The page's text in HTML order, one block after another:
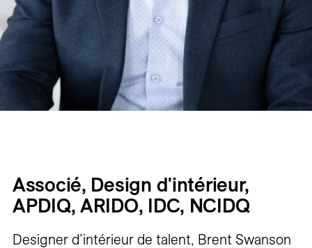
Associé, Design d'intérieur,
APDIQ, ARIDO, IDC, NCIDQ
Designer d’intérieur de talent, Brent Swanson